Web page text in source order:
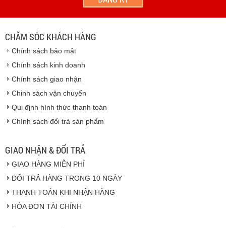
địa chỉ khách hàng cung cấp.
Vinhempich
CAM KẾT CHẤT LƯỢNG
Hàng hóa được giao cho quý khách là hàng mới
100% nguyên đai nguyên kiện.
CHĂM SÓC KHÁCH HÀNG
Chính sách bảo mật
Chính sách kinh doanh
Chính sách giao nhận
Chinh sách vận chuyển
Qui định hình thức thanh toán
Chính sách đổi trả sản phẩm
GIAO NHẬN & ĐỔI TRẢ
GIAO HÀNG MIỄN PHÍ
ĐỔI TRẢ HÀNG TRONG 10 NGÀY
THANH TOÁN KHI NHẬN HÀNG
HÓA ĐƠN TÀI CHÍNH